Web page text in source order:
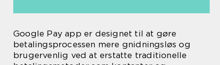
Google Pay app er designet til at gøre
betalingsprocessen mere gnidningsløs og
brugervenlig ved at erstatte traditionelle